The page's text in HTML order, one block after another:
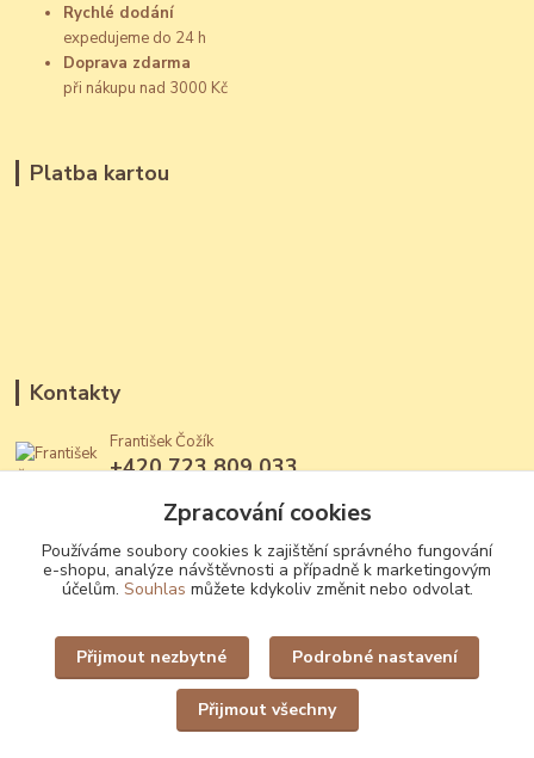
Rychlé dodání
expedujeme do 24 h
Doprava zdarma
při nákupu nad 3000 Kč
Platba kartou
Kontakty
František Čožík
+420 723 809 033
Upravit sběr cookies.
Zpracování cookies
Používáme soubory cookies k zajištění správného fungování
e-shopu, analýze návštěvnosti a případně k marketingovým
účelům. Souhlas můžete kdykoliv změnit nebo odvolat.
Přijmout nezbytné Podrobné nastavení
Přijmout všechny